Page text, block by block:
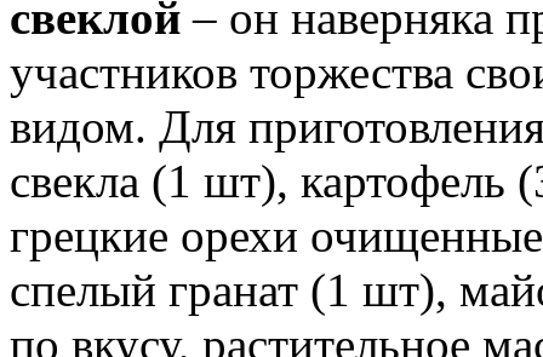
свеклой – он наверняка
участников торжества
видом. Для
свекла (1 шт),
грецкие орехи
спелый гранат (1 шт),
по вкусу, растительное